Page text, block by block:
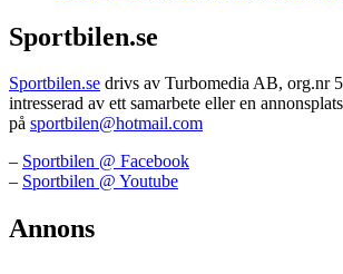
Sportbilen.se
Sportbilen.se drivs av Turbomedia AB, org.nr
intresserad av ett samarbete eller en
på sportbilen@hotmail.com
– Sportbilen @ Facebook
– Sportbilen @ Youtube
Annons